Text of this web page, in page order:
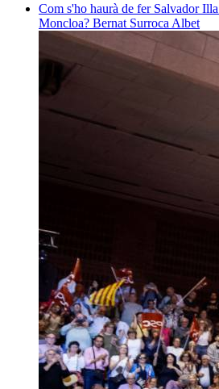
Com s'ho haurà de fer Salvador
Moncloa? Bernat Surroca Albet